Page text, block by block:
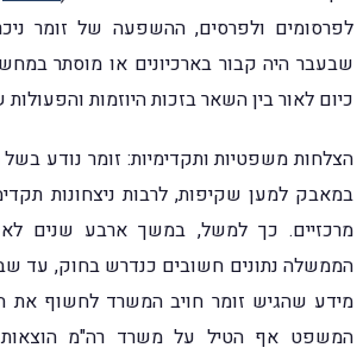
לפרסומים ולפרסים, ההשפעה של זומר
שבעבר היה קבור בארכיונים או מוסתר
כיום לאור בין השאר בזכות היוזמות
הצלחות משפטיות ותקדימיות: זומר נודע
במאבק למען שקיפות, לרבות ניצחונות
מרכזיים. כך למשל, במשך ארבע שנים
הממשלה נתונים חשובים כנדרש בחוק, עד
מידע שהגיש זומר חויב המשרד לחשוף את
המשפט אף הטיל על משרד רה"מ